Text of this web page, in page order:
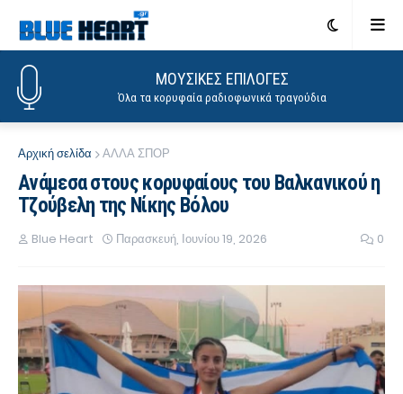
ΜΟΥΣΙΚΕΣ ΕΠΙΛΟΓΕΣ
Όλα τα κορυφαία ραδιοφωνικά τραγούδια
Αρχική σελίδα ΑΛΛΑ ΣΠΟΡ
Ανάμεσα στους κορυφαίους του Βαλκανικού η
Τζούβελη της Νίκης Βόλου
Blue Heart Παρασκευή, Ιουνίου 19, 2026 0